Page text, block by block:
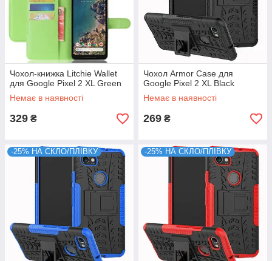
Чохол-книжка Litchie Wallet
для Google Pixel 2 XL Green
Немає в наявності
329 ₴
Чохол Armor Case для
Google Pixel 2 XL Black
Немає в наявності
269 ₴
-25% НА СКЛО/ПЛІВКУ -25% НА СКЛО/ПЛІВКУ